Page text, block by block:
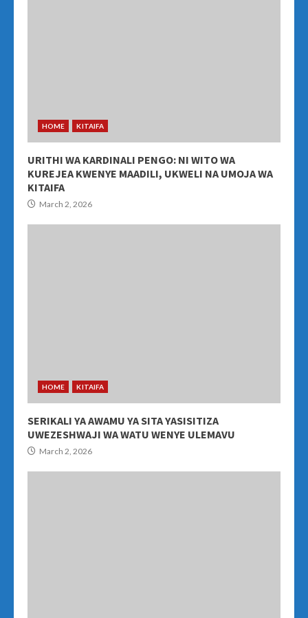
HOME KITAIFA
URITHI WA KARDINALI PENGO: NI WITO WA
KUREJEA KWENYE MAADILI, UKWELI NA UMOJA WA
KITAIFA
March 2, 2026
HOME KITAIFA
SERIKALI YA AWAMU YA SITA YASISITIZA
UWEZESHWAJI WA WATU WENYE ULEMAVU
March 2, 2026